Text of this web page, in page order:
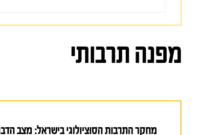
מפנה תרבותי
מחקר התרבות הסוציולוגי בישראל: מצב